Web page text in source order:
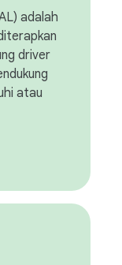
adalah
driver
atau